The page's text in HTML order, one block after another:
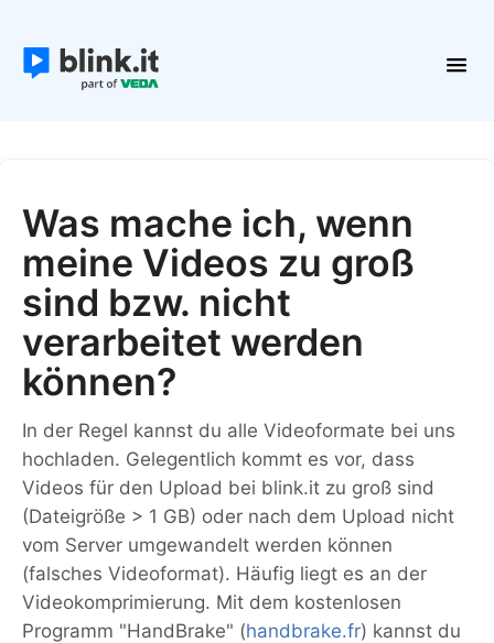
Plattform verwalten
Kontakt
Was mache ich, wenn
meine Videos zu groß
sind bzw. nicht
verarbeitet werden
können?
In der Regel kannst du alle Videoformate bei uns
hochladen. Gelegentlich kommt es vor, dass
Videos für den Upload bei blink.it zu groß sind
(Dateigröße > 1 GB) oder nach dem Upload nicht
vom Server umgewandelt werden können
(falsches Videoformat). Häufig liegt es an der
Videokomprimierung. Mit dem kostenlosen
Programm "HandBrake" (handbrake.fr) kannst du